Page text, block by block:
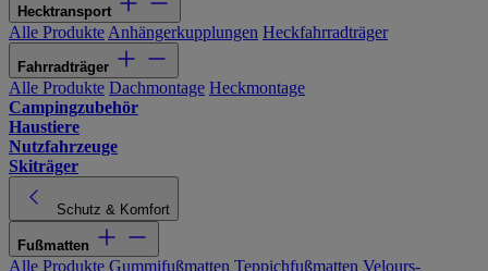
Hecktransport
Alle Produkte Anhängerkupplungen Heckfahrradträger
Fahrradträger
Alle Produkte Dachmontage Heckmontage
Campingzubehör
Haustiere
Nutzfahrzeuge
Skiträger
Schutz & Komfort
Fußmatten
Alle Produkte Gummifußmatten Teppichfußmatten Velours-